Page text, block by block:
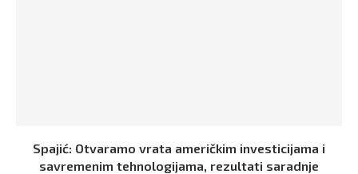
Spajić: Otvaramo vrata američkim investicijama i
savremenim tehnologijama, rezultati saradnje